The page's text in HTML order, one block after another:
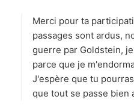
:
Merci pour ta
passages sont ardus,
guerre par Goldstein,
parce que je
J'espère que tu
que tout se passe bien